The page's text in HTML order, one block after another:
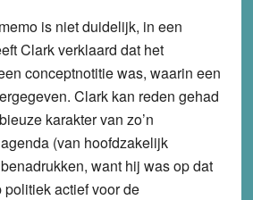
is niet duidelijk, in een
Clark verklaard dat het
conceptnotitie was, waarin een
Clark kan reden gehad
karakter van zo’n
(van hoofdzakelijk
want hij was op dat
actief voor de